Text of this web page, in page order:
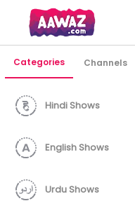
Categories Channels
Hindi Shows
English Shows
Urdu Shows